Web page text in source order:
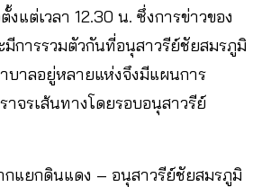
แต่เวลา 12.30 น. ซึ่งการข่าวของ
การรวมตัวกันที่อนุสาวรีย์ชัยสมรภูมิ
บาลอยู่หลายแห่งจึงมีแผนการ
าจรเส้นทางโดยรอบอนุสาวรีย์
กแยกดินแดง – อนุสาวรีย์ชัยสมรภูมิ